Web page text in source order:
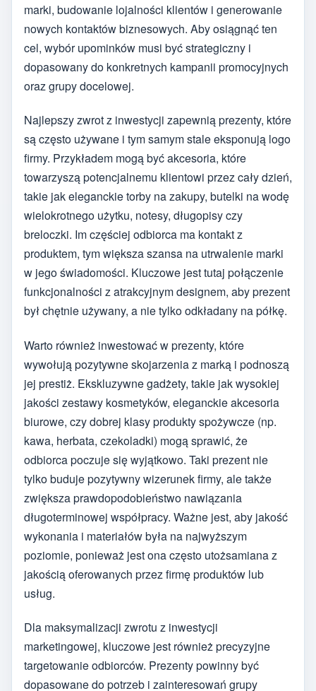
marki, budowanie lojalności klientów i generowanie
nowych kontaktów biznesowych. Aby osiągnąć ten
cel, wybór upominków musi być strategiczny i
dopasowany do konkretnych kampanii promocyjnych
oraz grupy docelowej.
Najlepszy zwrot z inwestycji zapewnią prezenty, które
są często używane i tym samym stale eksponują logo
firmy. Przykładem mogą być akcesoria, które
towarzyszą potencjalnemu klientowi przez cały dzień,
takie jak eleganckie torby na zakupy, butelki na wodę
wielokrotnego użytku, notesy, długopisy czy
breloczki. Im częściej odbiorca ma kontakt z
produktem, tym większa szansa na utrwalenie marki
w jego świadomości. Kluczowe jest tutaj połączenie
funkcjonalności z atrakcyjnym designem, aby prezent
był chętnie używany, a nie tylko odkładany na półkę.
Warto również inwestować w prezenty, które
wywołują pozytywne skojarzenia z marką i podnoszą
jej prestiż. Ekskluzywne gadżety, takie jak wysokiej
jakości zestawy kosmetyków, eleganckie akcesoria
biurowe, czy dobrej klasy produkty spożywcze (np.
kawa, herbata, czekoladki) mogą sprawić, że
odbiorca poczuje się wyjątkowo. Taki prezent nie
tylko buduje pozytywny wizerunek firmy, ale także
zwiększa prawdopodobieństwo nawiązania
długoterminowej współpracy. Ważne jest, aby jakość
wykonania i materiałów była na najwyższym
poziomie, ponieważ jest ona często utożsamiana z
jakością oferowanych przez firmę produktów lub
usług.
Dla maksymalizacji zwrotu z inwestycji
marketingowej, kluczowe jest również precyzyjne
targetowanie odbiorców. Prezenty powinny być
dopasowane do potrzeb i zainteresowań grupy